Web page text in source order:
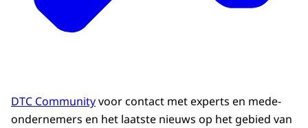
DTC Communityvoor contact met experts en mede-
ondernemers en het laatste nieuws op het gebied van